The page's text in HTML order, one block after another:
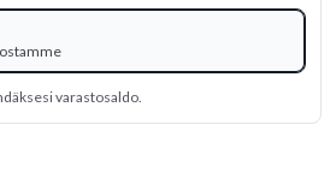
varastosaldo.